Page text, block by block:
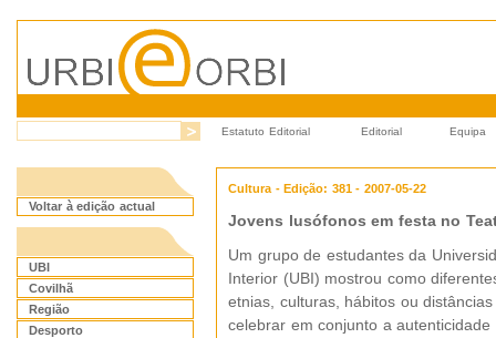
Estatuto Editorial Editorial Equipa
Voltar à edição actual
UBI
Covilhã
Região
Desporto
Cultura - Edição: 381 - 2007-05-22
Jovens lusófonos em festa no
Um grupo de estudantes da
Interior (UBI) mostrou como
etnias, culturas, hábitos ou
celebrar em conjunto a autenticidade